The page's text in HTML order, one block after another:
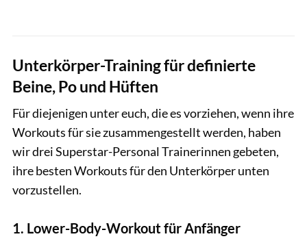
Unterkörper-Training für definierte
Beine, Po und Hüften
Für diejenigen unter euch, die es vorziehen, wenn ihre
Workouts für sie zusammengestellt werden, haben
wir drei Superstar-Personal Trainerinnen gebeten,
ihre besten Workouts für den Unterkörper unten
vorzustellen.
1. Lower-Body-Workout für Anfänger